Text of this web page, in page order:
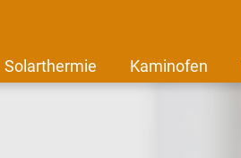
Solarthermie Kaminofen